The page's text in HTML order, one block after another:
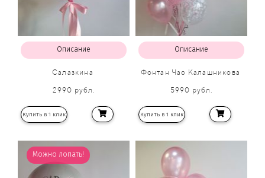
Описание
Салазкина
2990 рубл.
Купить в 1 клик
Описание
Фонтан Чао Калашникова
5990 рубл.
Купить в 1 клик
Можно лопать!